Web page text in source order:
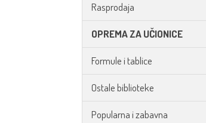
Rasprodaja
OPREMA ZA UČIONICE
Formule i tablice
Ostale biblioteke
Popularna i zabavna